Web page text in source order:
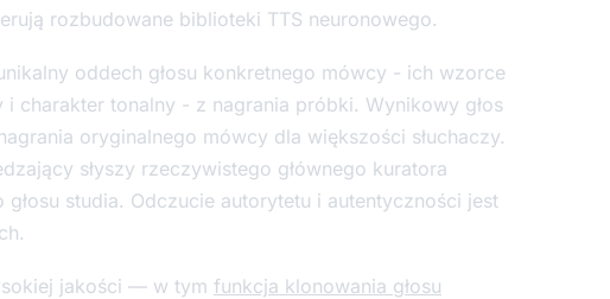
rozbudowane biblioteki TTS neuronowego.
oddech głosu konkretnego mówcy - ich wzorce
charakter tonalny - z nagrania próbki. Wynikowy głos
oryginalnego mówcy dla większości słuchaczy.
słyszy rzeczywistego głównego kuratora
studia. Odczucie autorytetu i autentyczności jest
jakości — w tym funkcja klonowania głosu